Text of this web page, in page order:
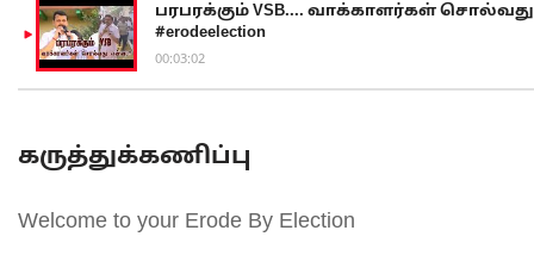
பரபரக்கும் VSB.... வாக்காளர்கள் சொல்வது
#erodeelection
00:03:02
கருத்துக்கணிப்பு
Welcome to your Erode By Election